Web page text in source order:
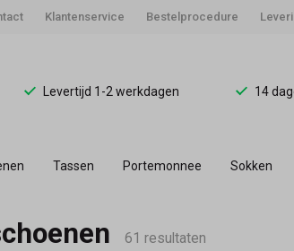
Klantenservice Bestelprocedure
Levertijd 1-2 werkdagen 14
Tassen Portemonnee Sokken
61 resultaten